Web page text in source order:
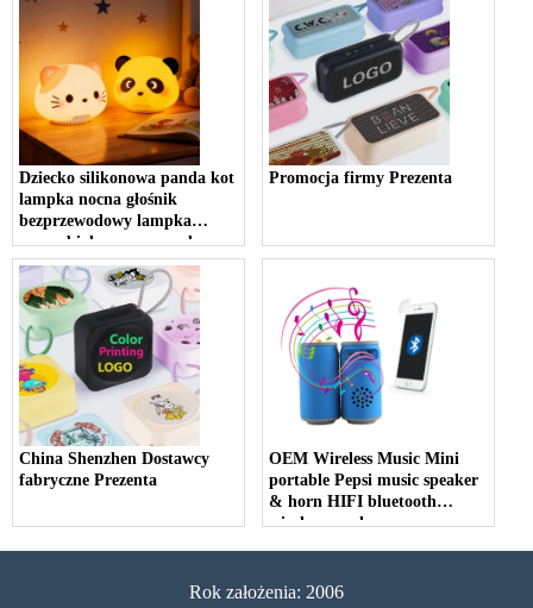
bateria biały szum kot głośnik
Bluetooth lampka nocna
Speaker - COPY - gs3lf8
Dziecko silikonowa panda kot
lampka nocna głośnik
bezprzewodowy lampka
nocna biały szum muzyka
lampka nocna do pokoju
dziecięcego
Promocja firmy Prezenta
China Shenzhen Dostawcy
fabryczne Prezenta
OEM Wireless Music Mini
portable Pepsi music speaker
& horn HIFI bluetooth
wireless speaker
Rok założenia: 2006